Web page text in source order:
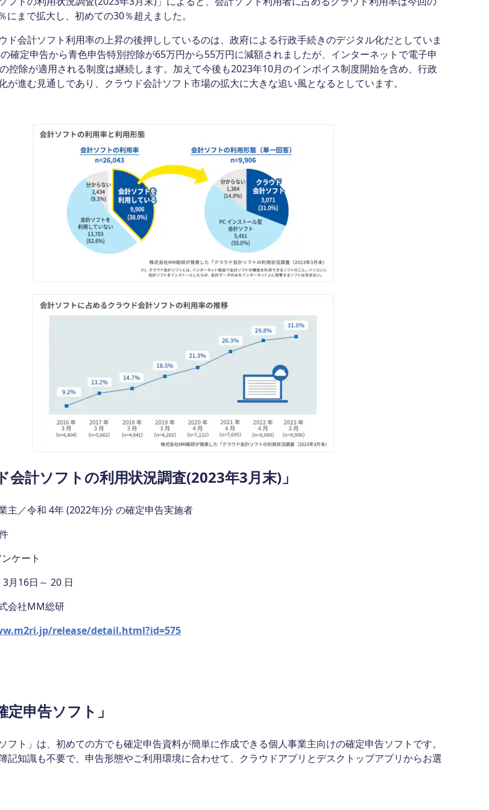
にまで拡大し、初めての30％超えました。
ド会計ソフト利用率の上昇の後押ししているのは、政府による行政手続きのデジタル化だとしていま
確定申告から青色申告特別控除が65万円から55万円に減額されましたが、インターネットで電子申
控除が適用される制度は継続します。加えて今後も2023年10月のインボイス制度開始を含め、行政
が進む見通しであり、クラウド会計ソフト市場の拡大に大きな追い風となるとしています。
会計ソフトの利用状況調査(2023年3月末)」
主／令和 4年 (2022年)分 の確定申告実施者
ケート
月16日～ 20 日
会社MM総研
release/detail.html?id=575
定申告ソフト」
フト」は、初めての方でも確定申告資料が簡単に作成できる個人事業主向けの確定申告ソフトです。
記知識も不要で、申告形態やご利用環境に合わせて、クラウドアプリとデスクトップアプリからお選